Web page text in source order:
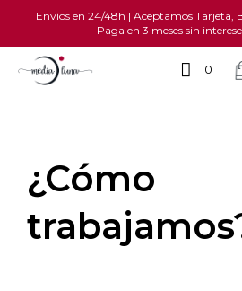
Envíos en 24/48h | Aceptamos Tarjeta,
Paga en 3 meses sin
0
¿Cómo